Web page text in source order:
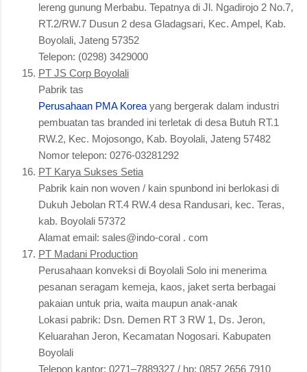
lereng gunung Merbabu. Tepatnya di Jl. Ngadirojo 2 No.7,
RT.2/RW.7 Dusun 2 desa Gladagsari, Kec. Ampel, Kab.
Boyolali, Jateng 57352
Telepon: (0298) 3429000
PT JS Corp Boyolali
Pabrik tas
Perusahaan PMA Korea yang bergerak dalam industri
pembuatan tas branded ini terletak di desa Butuh RT.1
RW.2, Kec. Mojosongo, Kab. Boyolali, Jateng 57482
Nomor telepon: 0276-03281292
PT Karya Sukses Setia
Pabrik kain non woven / kain spunbond ini berlokasi di
Dukuh Jebolan RT.4 RW.4 desa Randusari, kec. Teras,
kab. Boyolali 57372
Alamat email: sales@indo-coral . com
PT Madani Production
Perusahaan konveksi di Boyolali Solo ini menerima
pesanan seragam kemeja, kaos, jaket serta berbagai
pakaian untuk pria, waita maupun anak-anak
Lokasi pabrik: Dsn. Demen RT 3 RW 1, Ds. Jeron,
Keluarahan Jeron, Kecamatan Nogosari. Kabupaten
Boyolali
Telepon kantor: 0271–7889327 / hp: 0857 2656 7910